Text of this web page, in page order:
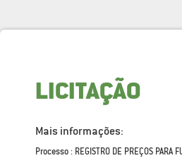
LICITAÇÃO
Mais informações:
Processo : REGISTRO DE PREÇOS PARA